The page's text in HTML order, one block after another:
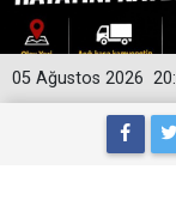
05 Ağustos 2026